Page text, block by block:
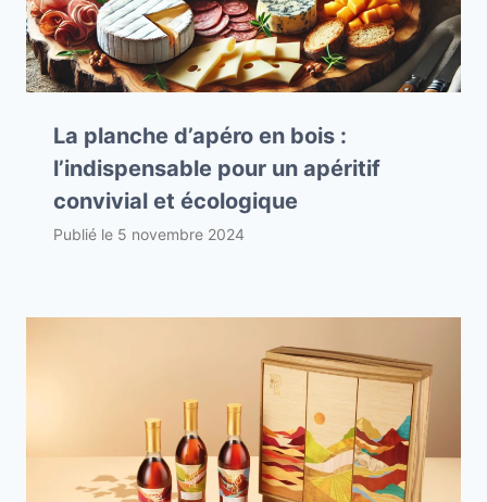
La planche d’apéro en bois :
l’indispensable pour un apéritif
convivial et écologique
Publié le 5 novembre 2024